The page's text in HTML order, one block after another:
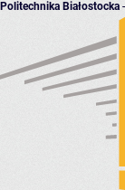
Politechnika Białostocka